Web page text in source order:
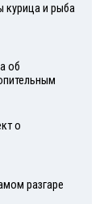
курица и рыба
об
о
разгаре